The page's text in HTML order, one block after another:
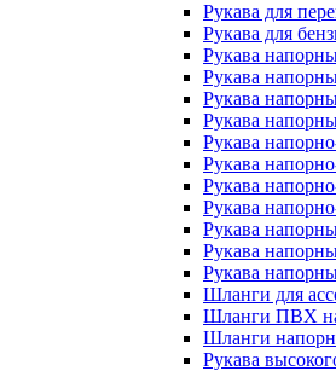
Рукава для
Рукава для
Рукава
Рукава
Рукава
Рукава
Рукава
Рукава
Рукава
Рукава
Рукава
Рукава
Рукава
Шланги для
Шланги ПВХ
Шланги
Рукава